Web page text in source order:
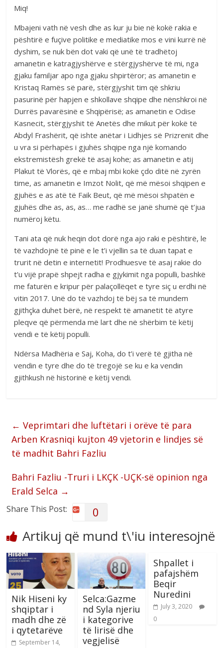
Miq!
Mbajeni vath në vesh dhe as kur ju bie në kokë rakia e
pështirë e fuçive politike e mediatike mos e vini kurrë në
dyshim, se nuk bën dot vaki që unë të tradhëtoj
amanetin e katragjyshërve e stërgjyshërve të mi, nga
gjaku familjar apo nga gjaku shpirtëror; as amanetin e
Kristaq Ramës së parë, stërgjyshit tim që shkriu
pasurinë për hapjen e shkollave shqipe dhe nënshkroi në
Durrës pavarësinë e Shqipërisë; as amanetin e Odise
Kasnecit, stërgjyshit të Anetës dhe mikut për kokë të
Abdyl Frashërit, që ishte anëtar i Lidhjes së Prizrenit dhe
u vra si përhapës i gjuhës shqipe nga një komando
ekstremistësh grekë të asaj kohe; as amanetin e atij
Plakut të Vlorës, që e mbaj mbi kokë çdo ditë në zyrën
time, as amanetin e Imzot Nolit, që më mësoi shqipen e
gjuhës e as atë të Faik Beut, që më mësoi shpatën e
gjuhës dhe as, as, as… me radhë se janë shumë që t’jua
numëroj këtu.
Tani ata që nuk heqin dot dorë nga ajo raki e pështirë, le
të vazhdojnë të pinë e le t’i vjellin sa të duan tapat e
trurit në detin e internetit! Prodhuesve të asaj rakie do
t’u vijë prapë shpejt radha e gjykimit nga populli, bashkë
me faturën e kripur për palaçollëqet e tyre siç u erdhi në
vitin 2017. Unë do të vazhdoj të bëj sa të mundem
gjithçka duhet bërë, në respekt të amanetit të atyre
pleqve që përmenda më lart dhe në shërbim të këtij
vendi e të këtij populli.
Ndërsa Madhëria e Saj, Koha, do t’i verë të gjitha në
vendin e tyre dhe do të tregojë se ku e ka vendin
gjithkush në historinë e këtij vendi.
← Veprimtari dhe luftëtari i orëve të para
Arben Krasniqi kujton 49 vjetorin e lindjes së
të madhit Bahri Fazliu
Bahri Fazliu -Truri i LKÇK -UÇK-së opinion nga
Erald Selca →
Share This Post: 0
Artikuj që mund t\'iu interesojnë
Nik Hiseni ky
shqiptar i
madh dhe zë
i qytetarëve
September 14,
Selca:Gazme
nd Syla njeriu
i kategorive
të lirisë dhe
vegjelisë
Shpallet i
pafajshëm
Beqir
Nuredini
July 3, 2020
0